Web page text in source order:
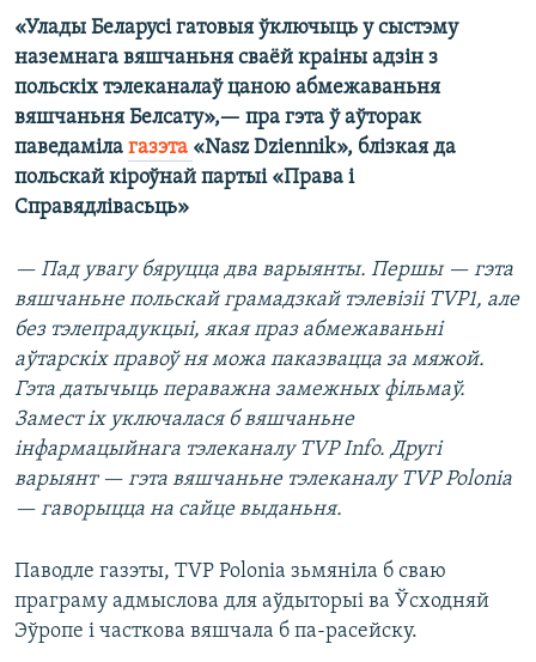
«Улады Беларусі гатовыя ўключыць у сыстэму
наземнага вяшчаньня сваёй краіны адзін з
польскіх тэлеканалаў цаною абмежаваньня
вяшчаньня Белсату»,— пра гэта ў аўторак
паведаміла газэта «Nasz Dziennik», блізкая да
польскай кіроўнай партыі «Права і
Справядлівасьць»
— Пад увагу бяруцца два варыянты. Першы — гэта
вяшчаньне польскай грамадзкай тэлевізіі TVP1, але
без тэлепрадукцыі, якая праз абмежаваньні
аўтарскіх правоў ня можа паказвацца за мяжой.
Гэта датычыць пераважна замежных фільмаў.
Замест іх уключалася б вяшчаньне
інфармацыйнага тэлеканалу TVP Info. Другі
варыянт — гэта вяшчаньне тэлеканалу TVP Polonia
— гаворыцца на сайце выданьня.
Паводле газэты, TVP Polonia зьмяніла б сваю
праграму адмыслова для аўдыторыі ва Ўсходняй
Эўропе і часткова вяшчала б па-расейску.